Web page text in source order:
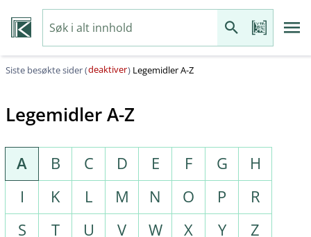
Siste besøkte sider (deaktiver) Legemidler A-Z
Legemidler A-Z
A B C D E F G
H
I
K L M N O P
R
S
T U V W X Y Z